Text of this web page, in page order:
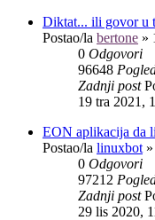
Diktat... ili govor u
Postao/la bertone »
0 Odgovori
96648
Zadnji post
19 tra 2021,
EON aplikacija da
Postao/la linuxbot »
0 Odgovori
97212
Zadnji post
29 lis 2020,